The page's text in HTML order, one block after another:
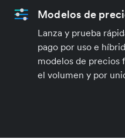
Modelos de
Lanza y prueba
pago por uso e
modelos de precios
el volumen y por